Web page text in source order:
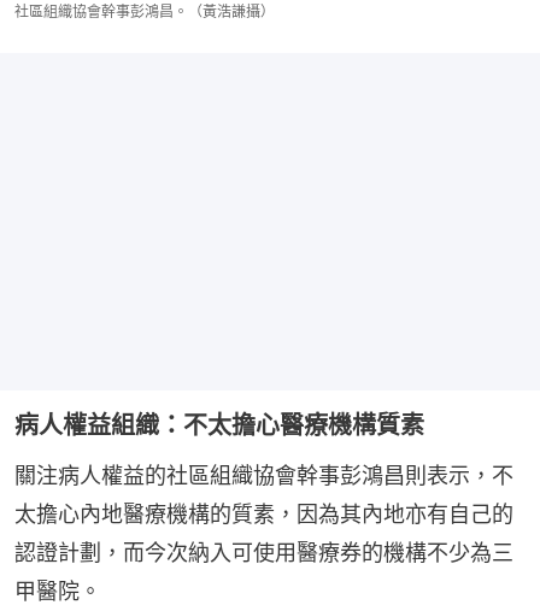
社區組織協會幹事彭鴻昌。（黃浩謙攝）
病人權益組織：不太擔心醫療機構質素
關注病人權益的社區組織協會幹事彭鴻昌則表示，不
太擔心內地醫療機構的質素，因為其內地亦有自己的
認證計劃，而今次納入可使用醫療券的機構不少為三
甲醫院。